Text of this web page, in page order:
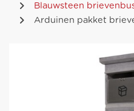
Blauwsteen
Arduinen pakket